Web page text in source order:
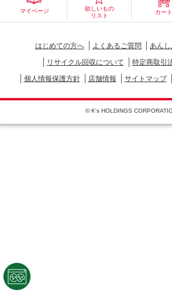
マイページ
欲しいもの
リスト
カート
はじめての方へ よくあるご質問
あん
リサイクル回収について
特定商取引
個人情報保護方針
店舗情報 サイトマップ
© K's HOLDINGS